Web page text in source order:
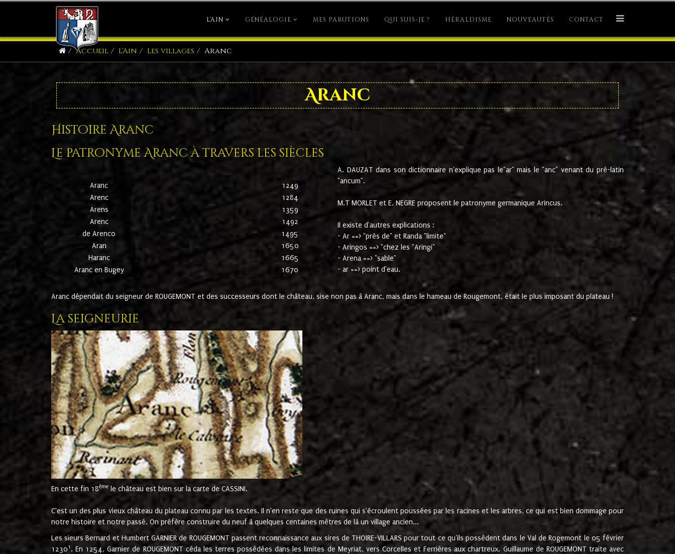
L'AIN GÉNÉALOGIE MES PARUTIONS QUI SUIS-JE ? HÉRALDISME NOUVEAUTÉS CONTACT
Accueil L'Ain Les villages Aranc
Aranc
Histoire Aranc
Le patronyme Aranc à travers les siècles
Aranc
1249
Arenc
1284
Arens
1359
Arenc
1492
de Arenco
1495
Aran
1650
Haranc
1665
Aranc en Bugey
1670
A. DAUZAT dans son dictionnaire n'explique pas le"ar" mais le "anc" venant du pré-latin
"ancum".
M.T MORLET et E. NEGRE proposent le patronyme germanique Arincus.
Il existe d'autres explications :
- Ar ==> "près de" et Randa "limite"
- Aringos ==> "chez les "Aringi"
- Arena ==> "sable"
- ar ==> point d'eau.
Aranc dépendait du seigneur de ROUGEMONT et des successeurs dont le château, sise non pas à Aranc, mais dans le hameau de Rougemont, était le plus imposant du plateau !
La seigneurie
En cette fin 18ème le château est bien sur la carte de CASSINI.
C'est un des plus vieux château du plateau connu par les textes. Il n'en reste que des ruines qui s'écroulent poussées par les racines et les arbres, ce qui est bien dommage pour
notre histoire et notre passé. On préfère construire du neuf à quelques centaines mètres de là un village ancien...
Les sieurs Bernard et Humbert GARNIER de ROUGEMONT passent reconnaissance aux sires de THOIRE-VILLARS pour tout ce qu'ils possèdent dans le Val de Rogemont le 05 février
12301 . En 1254, Garnier de ROUGEMONT céda les terres possédées dans les limites de Meyriat, vers Corcelles et Ferrières aux chartreux. Guillaume de ROUGEMONT traite avec